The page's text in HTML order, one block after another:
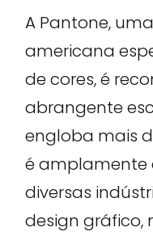
A Pantone,
americana
de cores, é
abrangente
engloba mais
é
diversas
design gráfico,